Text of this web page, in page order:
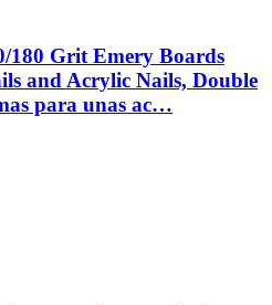
180 Grit Emery Boards
and Acrylic Nails, Double
para unas ac…